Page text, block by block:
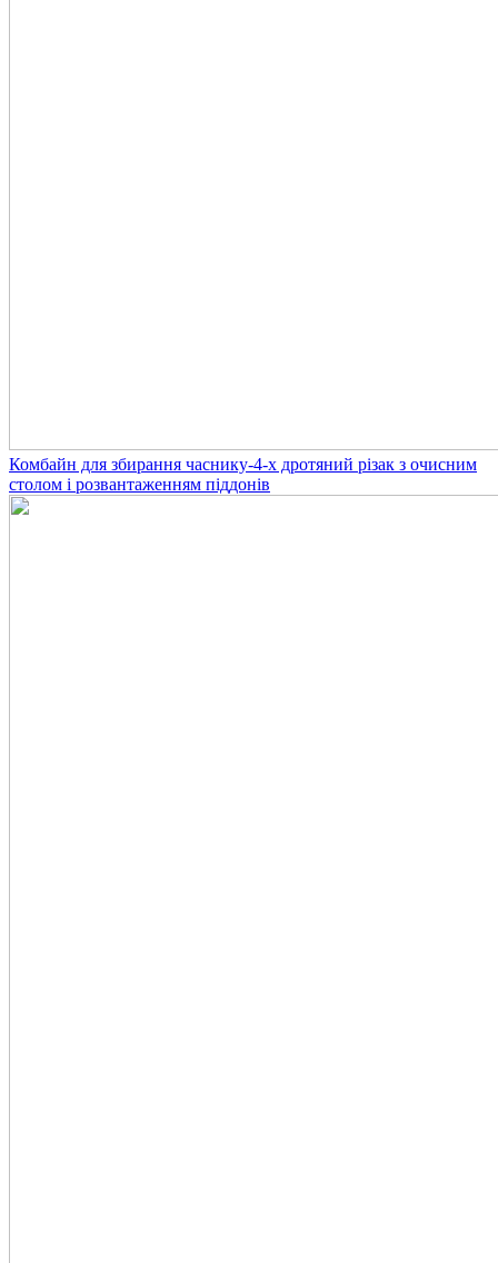
Комбайн для збирання часнику-4-х дротяний різак з очисним
столом і розвантаженням піддонів